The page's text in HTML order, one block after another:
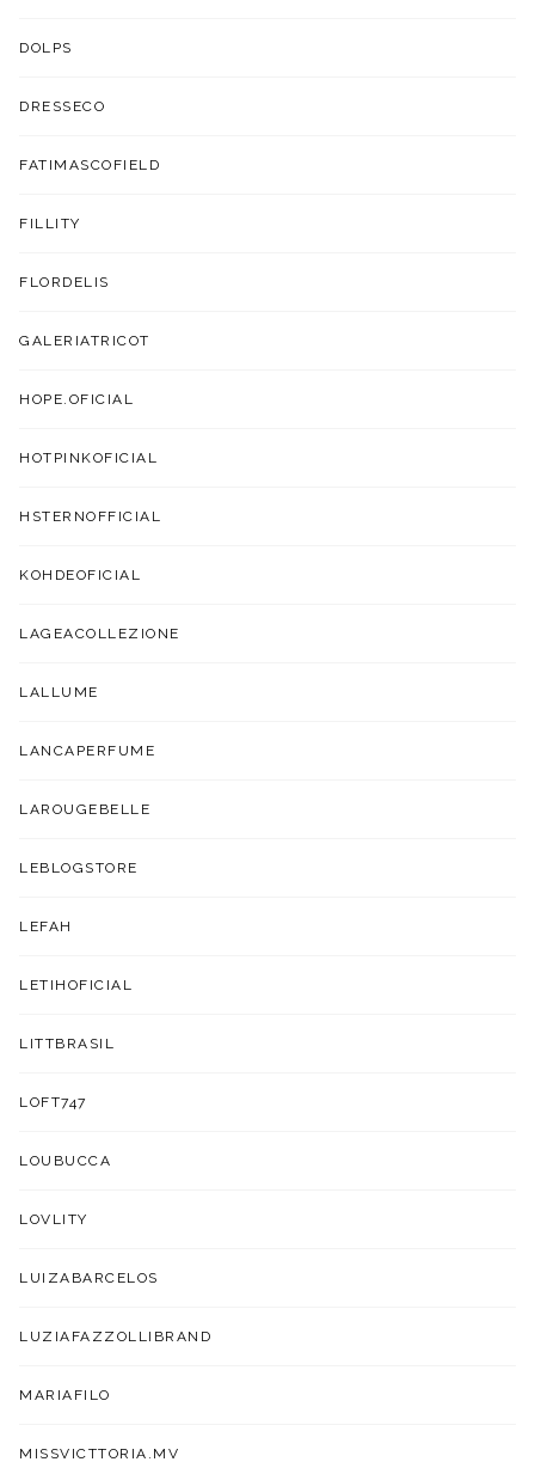
DOLPS
DRESSECO
FATIMASCOFIELD
FILLITY
FLORDELIS
GALERIATRICOT
HOPE.OFICIAL
HOTPINKOFICIAL
HSTERNOFFICIAL
KOHDEOFICIAL
LAGEACOLLEZIONE
LALLUME
LANCAPERFUME
LAROUGEBELLE
LEBLOGSTORE
LEFAH
LETIHOFICIAL
LITTBRASIL
LOFT747
LOUBUCCA
LOVLITY
LUIZABARCELOS
LUZIAFAZZOLLIBRAND
MARIAFILO
MISSVICTTORIA.MV